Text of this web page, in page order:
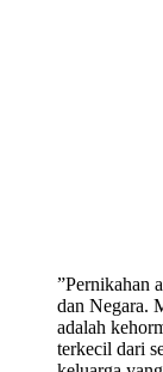
​”Pernikahan
dan Negara.
adalah
terkecil dari